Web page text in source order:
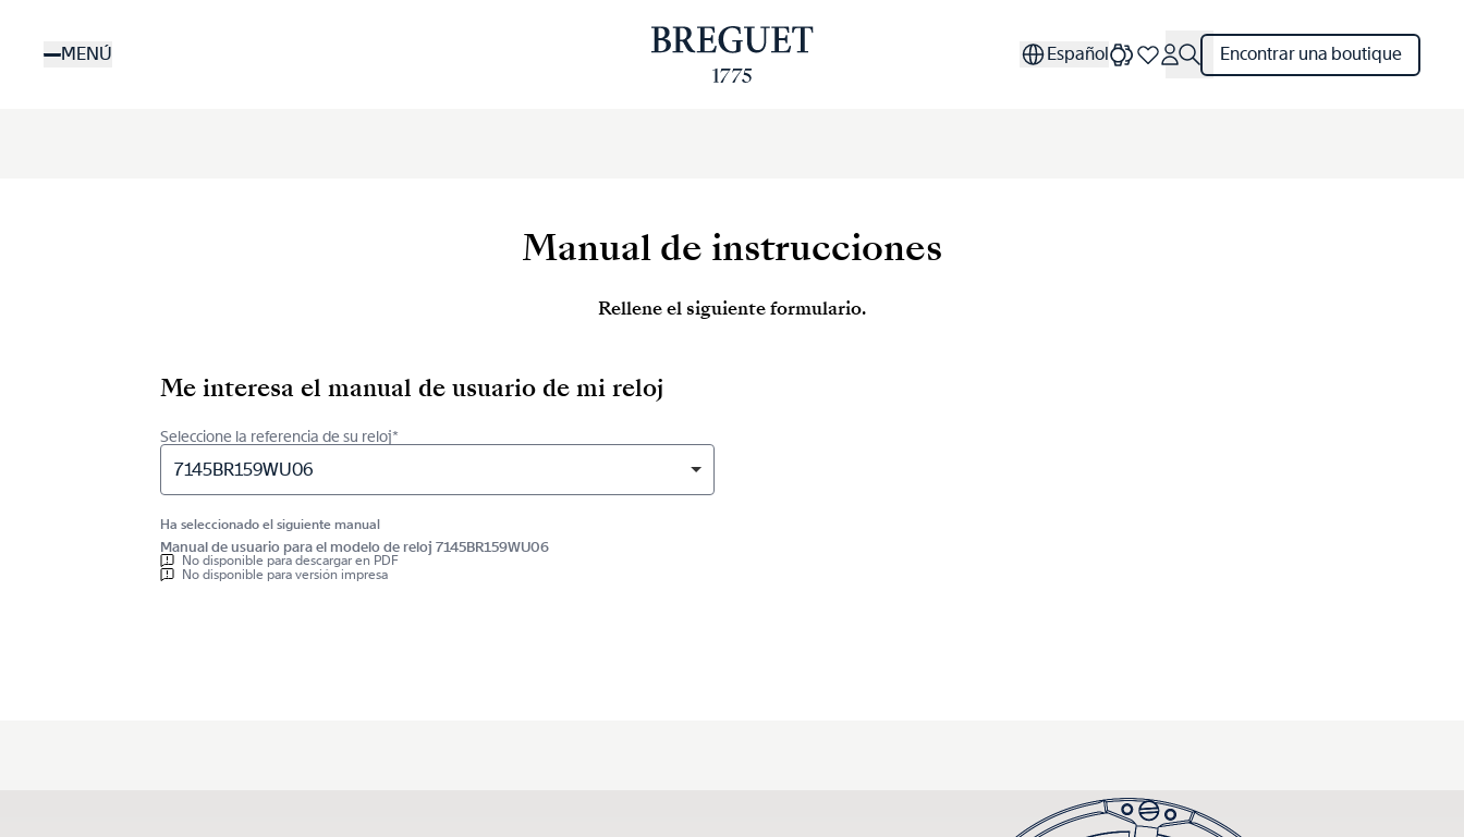
contenidoMENÚ Español Encontrar una boutique
Manual de instrucciones
Rellene el siguiente formulario.
Me interesa el manual de usuario de mi reloj
Seleccione la referencia de su reloj*
7145BR159WU06
Ha seleccionado el siguiente manual
Manual de usuario para el modelo de reloj 7145BR159WU06
No disponible para descargar en PDF
No disponible para versión impresa